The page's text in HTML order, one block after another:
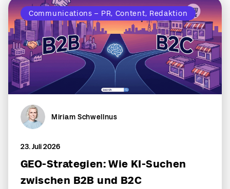
Communications – PR, Content, Redaktion
Miriam Schwellnus
23. Juli 2026
GEO-Strategien: Wie KI-Suchen
zwischen B2B und B2C